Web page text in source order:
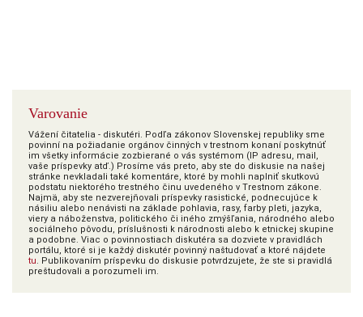
Varovanie
Vážení čitatelia - diskutéri. Podľa zákonov Slovenskej republiky sme
povinní na požiadanie orgánov činných v trestnom konaní poskytnúť
im všetky informácie zozbierané o vás systémom (IP adresu, mail,
vaše príspevky atď.) Prosíme vás preto, aby ste do diskusie na našej
stránke nevkladali také komentáre, ktoré by mohli naplniť skutkovú
podstatu niektorého trestného činu uvedeného v Trestnom zákone.
Najmä, aby ste nezverejňovali príspevky rasistické, podnecujúce k
násiliu alebo nenávisti na základe pohlavia, rasy, farby pleti, jazyka,
viery a náboženstva, politického či iného zmýšľania, národného alebo
sociálneho pôvodu, príslušnosti k národnosti alebo k etnickej skupine
a podobne. Viac o povinnostiach diskutéra sa dozviete v pravidlách
portálu, ktoré si je každý diskutér povinný naštudovať a ktoré nájdete
tu. Publikovaním príspevku do diskusie potvrdzujete, že ste si pravidlá
preštudovali a porozumeli im.